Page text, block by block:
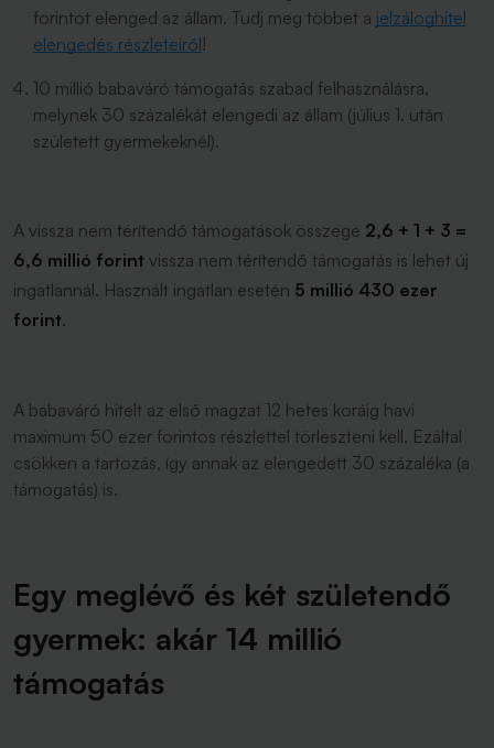
forintot elenged az állam. Tudj meg többet a jelzáloghitel
elengedés részleteiről!
10 millió babaváró támogatás szabad felhasználásra,
melynek 30 százalékát elengedi az állam (július 1. után
született gyermekeknél).
A vissza nem térítendő támogatások összege 2,6 + 1 + 3 =
6,6 millió forint vissza nem térítendő támogatás is lehet új
ingatlannál. Használt ingatlan esetén 5 millió 430 ezer
forint.
A babaváró hitelt az első magzat 12 hetes koráig havi
maximum 50 ezer forintos részlettel törleszteni kell. Ezáltal
csökken a tartozás, így annak az elengedett 30 százaléka (a
támogatás) is.
Egy meglévő és két születendő
gyermek: akár 14 millió
támogatás